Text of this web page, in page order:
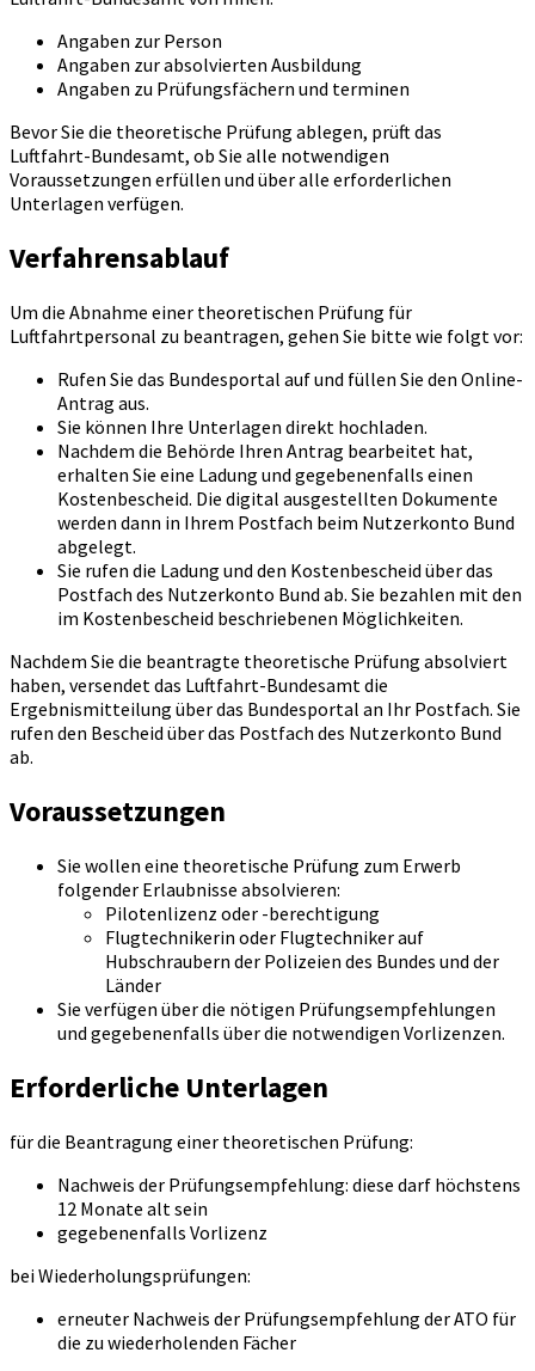
Angaben zur Person
Angaben zur absolvierten Ausbildung
Angaben zu Prüfungsfächern und terminen
Bevor Sie die theoretische Prüfung ablegen, prüft das
Luftfahrt-Bundesamt, ob Sie alle notwendigen
Voraussetzungen erfüllen und über alle erforderlichen
Unterlagen verfügen.
Verfahrensablauf
Um die Abnahme einer theoretischen Prüfung für
Luftfahrtpersonal zu beantragen, gehen Sie bitte wie folgt vor:
Rufen Sie das Bundesportal auf und füllen Sie den Online-
Antrag aus.
Sie können Ihre Unterlagen direkt hochladen.
Nachdem die Behörde Ihren Antrag bearbeitet hat,
erhalten Sie eine Ladung und gegebenenfalls einen
Kostenbescheid. Die digital ausgestellten Dokumente
werden dann in Ihrem Postfach beim Nutzerkonto Bund
abgelegt.
Sie rufen die Ladung und den Kostenbescheid über das
Postfach des Nutzerkonto Bund ab. Sie bezahlen mit den
im Kostenbescheid beschriebenen Möglichkeiten.
Nachdem Sie die beantragte theoretische Prüfung absolviert
haben, versendet das Luftfahrt-Bundesamt die
Ergebnismitteilung über das Bundesportal an Ihr Postfach. Sie
rufen den Bescheid über das Postfach des Nutzerkonto Bund
ab.
Voraussetzungen
Sie wollen eine theoretische Prüfung zum Erwerb
folgender Erlaubnisse absolvieren:
Pilotenlizenz oder -berechtigung
Flugtechnikerin oder Flugtechniker auf
Hubschraubern der Polizeien des Bundes und der
Länder
Sie verfügen über die nötigen Prüfungsempfehlungen
und gegebenenfalls über die notwendigen Vorlizenzen.
Erforderliche Unterlagen
für die Beantragung einer theoretischen Prüfung:
Nachweis der Prüfungsempfehlung: diese darf höchstens
12 Monate alt sein
gegebenenfalls Vorlizenz
bei Wiederholungsprüfungen:
erneuter Nachweis der Prüfungsempfehlung der ATO für
die zu wiederholenden Fächer